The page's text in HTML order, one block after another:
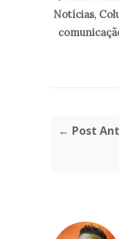
Notícias,
← Post